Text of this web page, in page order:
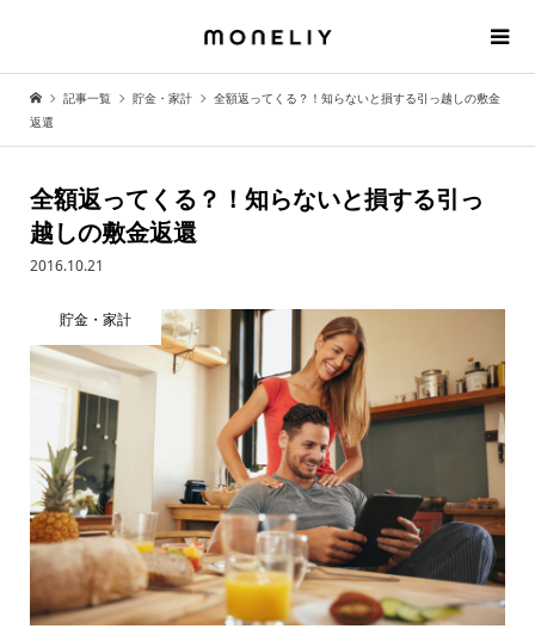
記事一覧 貯金・家計
全額返ってくる？！知らないと損する引っ越しの敷金
返還
全額返ってくる？！知らないと損する引っ
越しの敷金返還
2016.10.21
貯金・家計